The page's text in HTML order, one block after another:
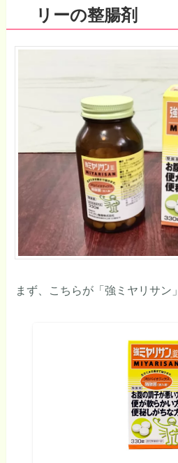
リーの整腸剤
まず、こちらが「強ミヤリサン」